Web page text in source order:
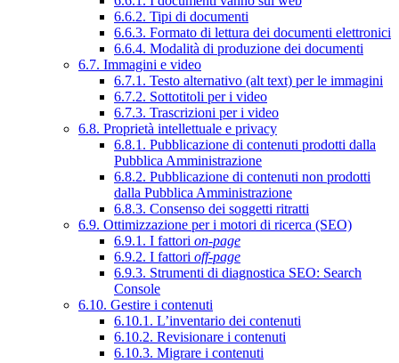
6.6.2. Tipi di documenti
6.6.3. Formato di lettura dei documenti elettronici
6.6.4. Modalità di produzione dei documenti
6.7. Immagini e video
6.7.1. Testo alternativo (alt text) per le immagini
6.7.2. Sottotitoli per i video
6.7.3. Trascrizioni per i video
6.8. Proprietà intellettuale e privacy
6.8.1. Pubblicazione di contenuti prodotti dalla
Pubblica Amministrazione
6.8.2. Pubblicazione di contenuti non prodotti
dalla Pubblica Amministrazione
6.8.3. Consenso dei soggetti ritratti
6.9. Ottimizzazione per i motori di ricerca (SEO)
6.9.1. I fattori on-page
6.9.2. I fattori off-page
6.9.3. Strumenti di diagnostica SEO: Search
Console
6.10. Gestire i contenuti
6.10.1. L’inventario dei contenuti
6.10.2. Revisionare i contenuti
6.10.3. Migrare i contenuti